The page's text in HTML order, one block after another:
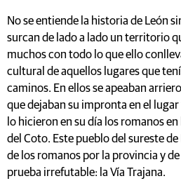
No se entiende la historia de León
surcan de lado a lado un territorio
muchos con todo lo que ello
cultural de aquellos lugares que
caminos. En ellos se apeaban
que dejaban su impronta en el lugar
lo hicieron en su día los romanos
del Coto. Este pueblo del sureste
de los romanos por la provincia y
prueba irrefutable: la Vía Trajana.